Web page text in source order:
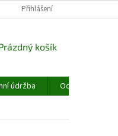
Přihlášení
košík
údržba
Odpadové